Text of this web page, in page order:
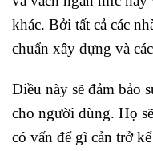
khác. Bởi tất cả các
chuẩn xây dựng và
Điều này sẽ đảm bảo
cho người dùng. Họ
có vấn để gì cản trở